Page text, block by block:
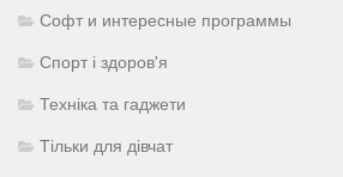
Софт и интересные программы
Спорт і здоров'я
Техніка та гаджети
Тільки для дівчат